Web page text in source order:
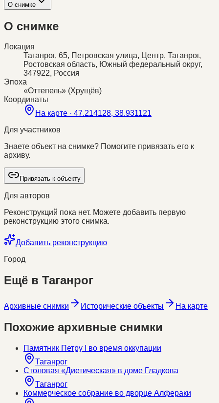
О снимке
О снимке
Локация
Таганрог, 65, Петровская улица, Центр, Таганрог,
Ростовская область, Южный федеральный округ,
347922, Россия
Эпоха
«Оттепель» (Хрущёв)
Координаты
На карте · 47.214128, 38.931121
Для участников
Знаете объект на снимке? Помогите привязать его к
архиву.
Привязать к объекту
Для авторов
Реконструкций пока нет. Можете добавить первую
реконструкцию этого снимка.
Добавить реконструкцию
Город
Ещё в Таганрог
Архивные снимки Исторические объекты На карте
Похожие архивные снимки
Памятник Петру I во время оккупации
Таганрог
Столовая «Диетическая» в доме Гладкова
Таганрог
Коммерческое собрание во дворце Алфераки